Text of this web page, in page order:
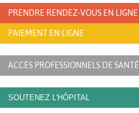
PRENDRE RENDEZ-VOUS EN LIGNE
PAIEMENT EN LIGNE
ACCÈS PROFESSIONNELS DE SANTÉ
SOUTENEZ L'HÔPITAL